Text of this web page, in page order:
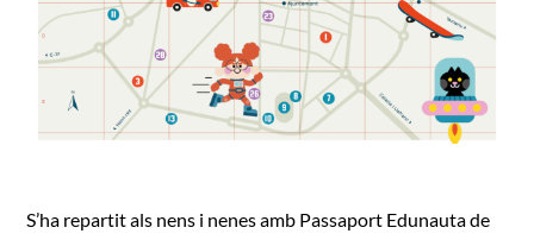
Participació
S’ha repartit als nens i nenes amb Passaport Edunautade